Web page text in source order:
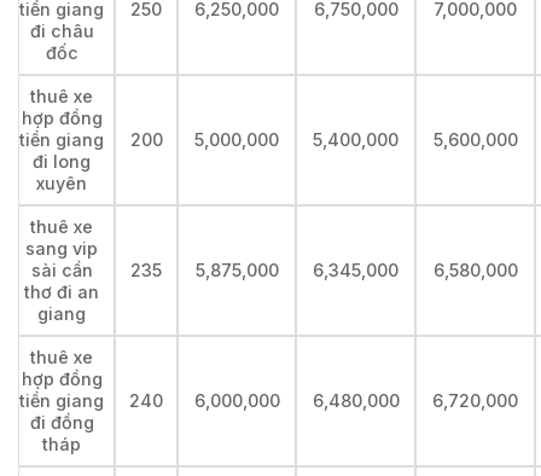
tiền giang
đi châu
đốc
250 6,250,000 6,750,000 7,000,000
thuê xe
hợp đồng
tiền giang
đi long
xuyên
200 5,000,000 5,400,000 5,600,000
thuê xe
sang vip
sài cần
thơ đi an
giang
235 5,875,000 6,345,000 6,580,000
thuê xe
hợp đồng
tiền giang
đi đồng
tháp
240 6,000,000 6,480,000 6,720,000